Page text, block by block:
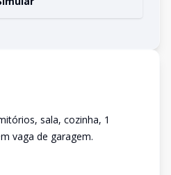
sala, cozinha, 1
vaga de garagem.